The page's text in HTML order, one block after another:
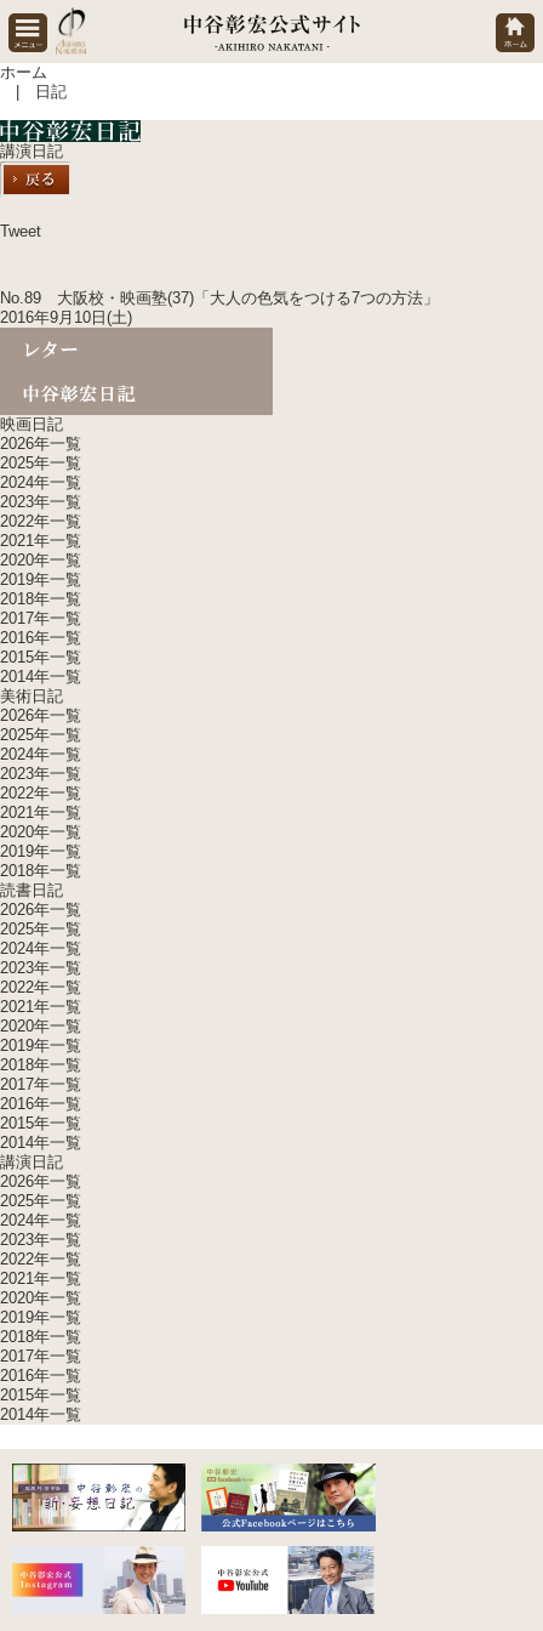
ホーム
| 日記
講演日記
Tweet
No.89 大阪校・映画塾(37)「大人の色気をつける7つの方法」
2016年9月10日(土)
映画日記
2026年一覧
2025年一覧
2024年一覧
2023年一覧
2022年一覧
2021年一覧
2020年一覧
2019年一覧
2018年一覧
2017年一覧
2016年一覧
2015年一覧
2014年一覧
美術日記
2026年一覧
2025年一覧
2024年一覧
2023年一覧
2022年一覧
2021年一覧
2020年一覧
2019年一覧
2018年一覧
読書日記
2026年一覧
2025年一覧
2024年一覧
2023年一覧
2022年一覧
2021年一覧
2020年一覧
2019年一覧
2018年一覧
2017年一覧
2016年一覧
2015年一覧
2014年一覧
講演日記
2026年一覧
2025年一覧
2024年一覧
2023年一覧
2022年一覧
2021年一覧
2020年一覧
2019年一覧
2018年一覧
2017年一覧
2016年一覧
2015年一覧
2014年一覧